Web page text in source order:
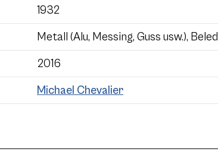
1932
Metall (Alu, Messing, Guss usw.),
2016
Michael Chevalier